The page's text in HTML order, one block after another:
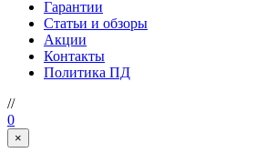
Гарантии
Статьи и обзоры
Акции
Контакты
Политика ПД
//
0
×